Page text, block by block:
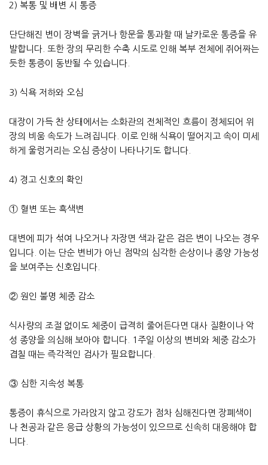
2) 복통 및 배변 시 통증
단단해진 변이 장벽을 긁거나 항문을 통과할 때 날카로운 통증을 유
발합니다. 또한 장의 무리한 수축 시도로 인해 복부 전체에 쥐어짜는
듯한 통증이 동반될 수 있습니다.
3) 식욕 저하와 오심
대장이 가득 찬 상태에서는 소화관의 전체적인 흐름이 정체되어 위
장의 비움 속도가 느려집니다. 이로 인해 식욕이 떨어지고 속이 미세
하게 울렁거리는 오심 증상이 나타나기도 합니다.
4) 경고 신호의 확인
① 혈변 또는 흑색변
대변에 피가 섞여 나오거나 자장면 색과 같은 검은 변이 나오는 경우
입니다. 이는 단순 변비가 아닌 점막의 심각한 손상이나 종양 가능성
을 보여주는 신호입니다.
② 원인 불명 체중 감소
식사량의 조절 없이도 체중이 급격히 줄어든다면 대사 질환이나 악
성 종양을 의심해 보아야 합니다. 1주일 이상의 변비와 체중 감소가
겹칠 때는 즉각적인 검사가 필요합니다.
③ 심한 지속성 복통
통증이 휴식으로 가라앉지 않고 강도가 점차 심해진다면 장폐색이
나 천공과 같은 응급 상황의 가능성이 있으므로 신속히 대응해야 합
니다.